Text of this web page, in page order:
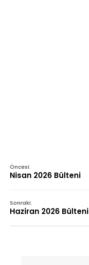
Öncesi:
Nisan 2026 Bülteni
Sonraki:
Haziran 2026 Bülteni